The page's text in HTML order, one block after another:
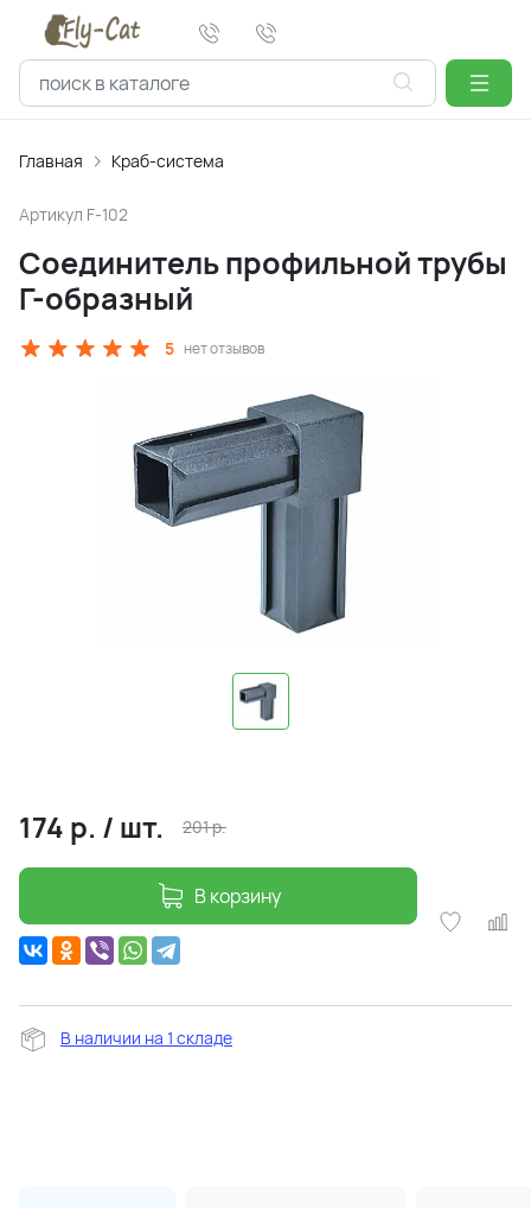
Главная Краб-система
Артикул F-102
Соединитель профильной трубы
Г-образный
5 нет отзывов
174 р. / шт. 201р.
В корзину
В наличии на 1 складе